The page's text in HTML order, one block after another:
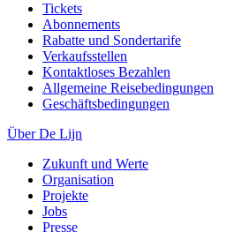
Tickets
Abonnements
Rabatte und Sondertarife
Verkaufsstellen
Kontaktloses Bezahlen
Allgemeine Reisebedingungen
Geschäftsbedingungen
Über De Lijn
Zukunft und Werte
Organisation
Projekte
Jobs
Presse